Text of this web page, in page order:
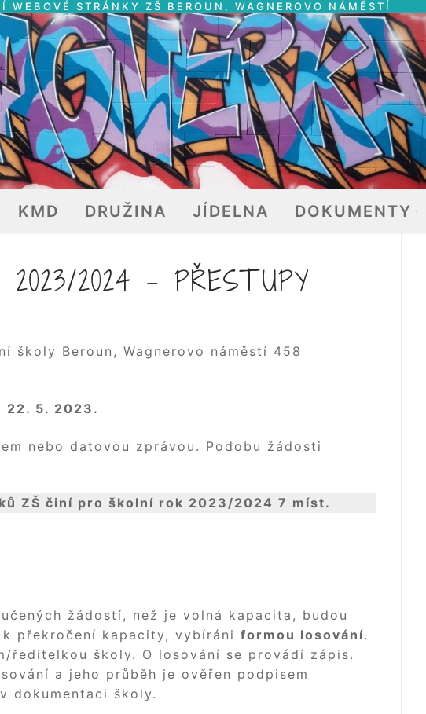
WEBOVÉ STRÁNKY ZŠ BEROUN, WAGNEROVO NÁMĚSTÍ
KMD DRUŽINA JÍDELNA DOKUMENTY
2024 – PŘESTUPY
školy Beroun, Wagnerovo náměstí 458
22. 5. 2023.
nebo datovou zprávou. Podobu žádosti
ZŠ činí pro školní rok 2023/2024 7 míst.
žádostí, než je volná kapacita, budou
překročení kapacity, vybíráni formou losování.
ředitelkou školy. O losování se provádí zápis.
a jeho průběh je ověřen podpisem
dokumentaci školy.